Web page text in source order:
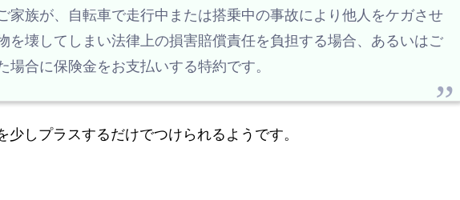
家族が、自転車で走行中または搭乗中の事故により他人をケガさせ
を壊してしまい法律上の損害賠償責任を負担する場合、あるいはご
場合に保険金をお支払いする特約です。
少しプラスするだけでつけられるようです。